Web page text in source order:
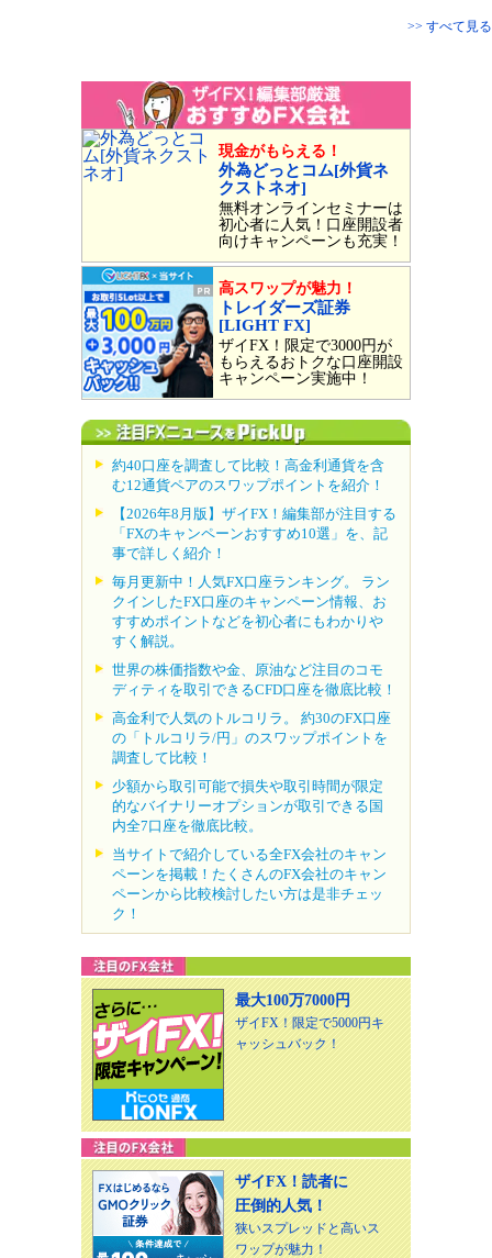
>> すべて見る
現金がもらえる！
外為どっとコム[外貨ネ
クストネオ]
無料オンラインセミナーは
初心者に人気！口座開設者
向けキャンペーンも充実！
高スワップが魅力！
トレイダーズ証券
[LIGHT FX]
ザイFX！限定で3000円が
もらえるおトクな口座開設
キャンペーン実施中！
約40口座を調査して比較！高金利通貨を含
む12通貨ペアのスワップポイントを紹介！
【2026年8月版】ザイFX！編集部が注目する
「FXのキャンペーンおすすめ10選」を、記
事で詳しく紹介！
毎月更新中！人気FX口座ランキング。 ラン
クインしたFX口座のキャンペーン情報、お
すすめポイントなどを初心者にもわかりや
すく解説。
世界の株価指数や金、原油など注目のコモ
ディティを取引できるCFD口座を徹底比較！
高金利で人気のトルコリラ。 約30のFX口座
の「トルコリラ/円」のスワップポイントを
調査して比較！
少額から取引可能で損失や取引時間が限定
的なバイナリーオプションが取引できる国
内全7口座を徹底比較。
当サイトで紹介している全FX会社のキャン
ペーンを掲載！たくさんのFX会社のキャン
ペーンから比較検討したい方は是非チェッ
ク！
最大100万7000円
ザイFX！限定で5000円キ
ャッシュバック！
ザイFX！読者に
圧倒的人気！
狭いスプレッドと高いス
ワップが魅力！